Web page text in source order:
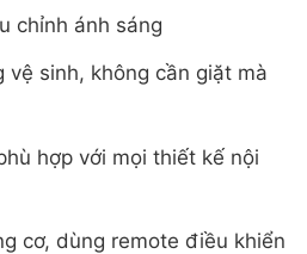
chỉnh ánh sáng
vệ sinh, không cần giặt mà
hợp với mọi thiết kế nội
cơ, dùng remote điều khiển